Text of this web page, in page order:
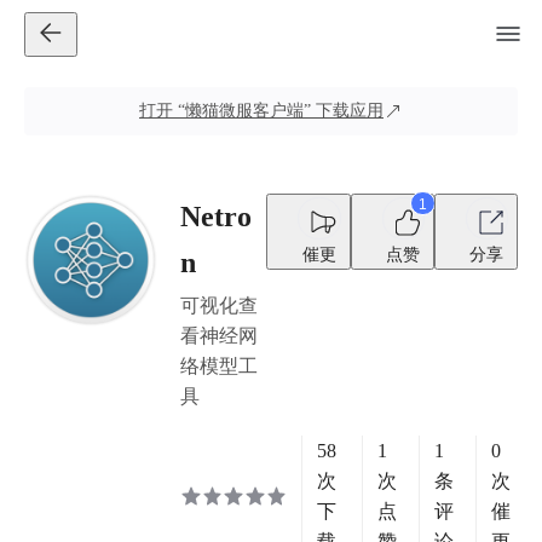
打开 “懒猫微服客户端” 下载应用
Netro
n
可视化查
看神经网
络模型工
具
催更
1
点赞 分享
58
次
下
1
次
点
1
条
评
0
次
催